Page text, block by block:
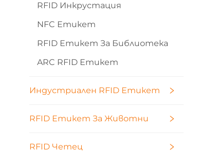
RFID Инкрустация
NFC Етикет
RFID Етикет За Библиотека
ARC RFID Етикет
Индустриален RFID Етикет
RFID Етикет За Животни
RFID Четец